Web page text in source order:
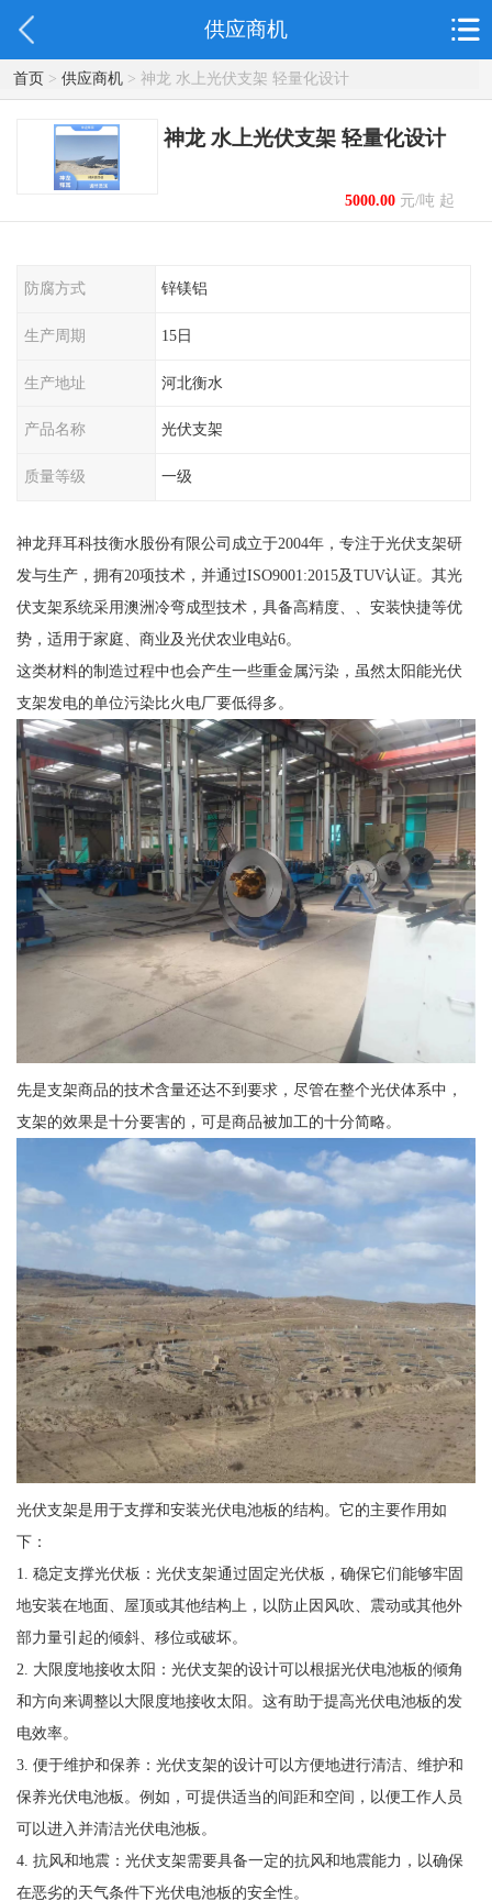
供应商机
首页> 供应商机> 神龙 水上光伏支架 轻量化设计
神龙 水上光伏支架 轻量化设计
5000.00元/吨 起
防腐方式 锌镁铝
生产周期 15日
生产地址 河北衡水
产品名称 光伏支架
质量等级 一级
神龙拜耳科技衡水股份有限公司成立于2004年，专注于光伏支架研
发与生产，拥有20项技术，并通过ISO9001:2015及TUV认证。其光
伏支架系统采用澳洲冷弯成型技术，具备高精度、、安装快捷等优
势，适用于家庭、商业及光伏农业电站6。
这类材料的制造过程中也会产生一些重金属污染，虽然太阳能光伏
支架发电的单位污染比火电厂要低得多。
先是支架商品的技术含量还达不到要求，尽管在整个光伏体系中，
支架的效果是十分要害的，可是商品被加工的十分简略。
光伏支架是用于支撑和安装光伏电池板的结构。它的主要作用如
下：
1. 稳定支撑光伏板：光伏支架通过固定光伏板，确保它们能够牢固
地安装在地面、屋顶或其他结构上，以防止因风吹、震动或其他外
部力量引起的倾斜、移位或破坏。
2. 大限度地接收太阳：光伏支架的设计可以根据光伏电池板的倾角
和方向来调整以大限度地接收太阳。这有助于提高光伏电池板的发
电效率。
3. 便于维护和保养：光伏支架的设计可以方便地进行清洁、维护和
保养光伏电池板。例如，可提供适当的间距和空间，以便工作人员
可以进入并清洁光伏电池板。
4. 抗风和地震：光伏支架需要具备一定的抗风和地震能力，以确保
在恶劣的天气条件下光伏电池板的安全性。